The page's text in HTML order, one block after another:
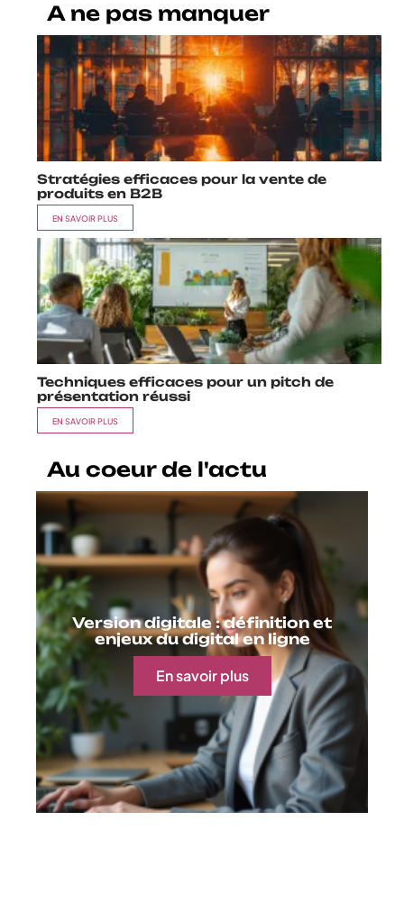
A ne pas manquer
Stratégies efficaces pour la vente de
produits en B2B
EN SAVOIR PLUS
Techniques efficaces pour un pitch de
présentation réussi
EN SAVOIR PLUS
Au coeur de l'actu
Version digitale : définition et
enjeux du digital en ligne
En savoir plus